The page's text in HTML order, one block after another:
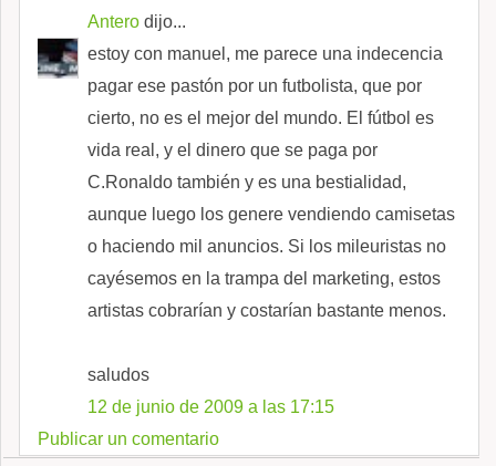
Antero dijo...
estoy con manuel, me parece una indecencia
pagar ese pastón por un futbolista, que por
cierto, no es el mejor del mundo. El fútbol es
vida real, y el dinero que se paga por
C.Ronaldo también y es una bestialidad,
aunque luego los genere vendiendo camisetas
o haciendo mil anuncios. Si los mileuristas no
cayésemos en la trampa del marketing, estos
artistas cobrarían y costarían bastante menos.
saludos
12 de junio de 2009 a las 17:15
Publicar un comentario